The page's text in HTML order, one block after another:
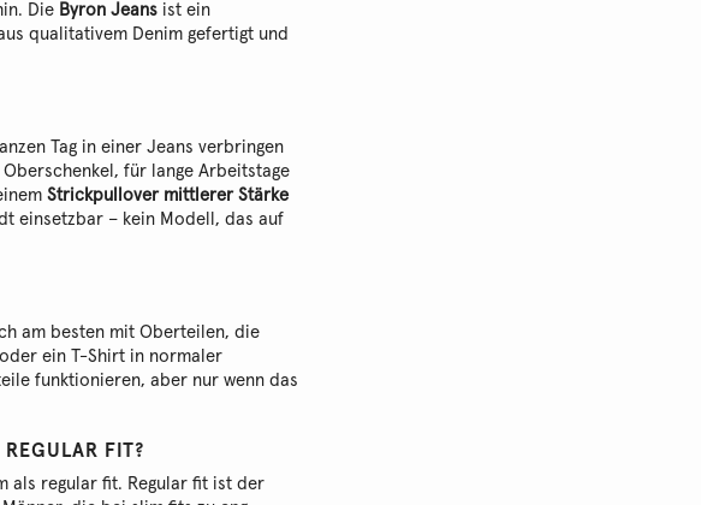
Die Byron Jeans ist ein
qualitativem Denim gefertigt und
Tag in einer Jeans verbringen
für lange Arbeitstage
Strickpullover mittlerer Stärke
einsetzbar – kein Modell, das auf
am besten mit Oberteilen, die
oder ein T-Shirt in normaler
funktionieren, aber nur wenn das
REGULAR FIT?
als regular fit. Regular fit ist der